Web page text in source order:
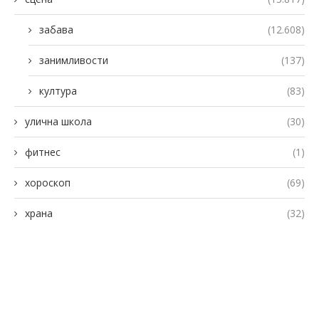
забава (12.608)
занимливости (137)
култура (83)
улична школа (30)
фитнес (1)
хороскоп (69)
храна (32)